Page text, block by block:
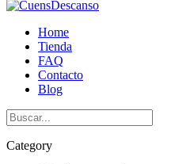
Home
Tienda
FAQ
Contacto
Blog
Category